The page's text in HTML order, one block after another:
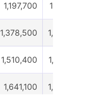
1,197,700 1,218,600
1,378,500 1,402,300
1,510,400 1,536,500
1,641,100 1,668,800